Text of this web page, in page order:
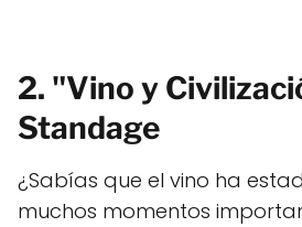
2. "Vino y
Standage
¿Sabías que el vino ha
muchos momentos